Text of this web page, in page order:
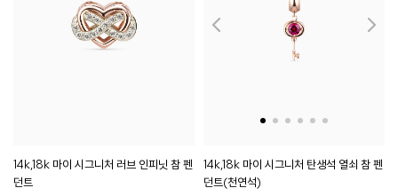
14k,18k 마이 시그니처 러브 인피닛 참 펜
던트
14k,18k 마이 시그니처 탄생석 열쇠 참 펜
던트(천연석)